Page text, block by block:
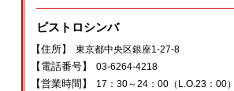
ビストロシンバ
【住所】 東京都中央区銀座1‐27‐8
【電話番号】 03‐6264‐4218
【営業時間】 17：30～24：00（L.O.23：00）